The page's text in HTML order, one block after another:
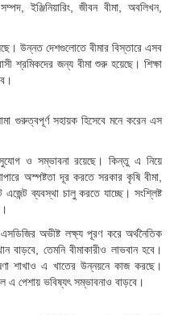
ইঞ্জিনিয়ারিং, জীবন বীমা, অবলিখন,
উন্নত দেশগুলোতে বীমার বিস্তারে এসব
শ্রমিকদের জন্য বীমা শুরু হয়েছে। শিক্ষা
গুরুত্বপূর্ণ সহায়ক হিসেবে মনে করেন এস
সুযোগ ও সম্ভাবনা রয়েছে। কিন্তু এ নিয়ে
অস্পষ্টতা দূর করতে সরকার কৃষি বীমা,
ব্যবস্থা চালু করতে যাচ্ছে। সংশ্লিষ্ট
অভীষ্ট লক্ষ্য পূরণ করে অর্থনৈতিক
বাড়বে, তেমনি বীমাকারীও লাভবান হবে।
শাখাও এ খাতের উন্নয়নে কাজ করছে।
এ পেশায় ভবিষ্যৎ সম্ভাবনাও বাড়বে।